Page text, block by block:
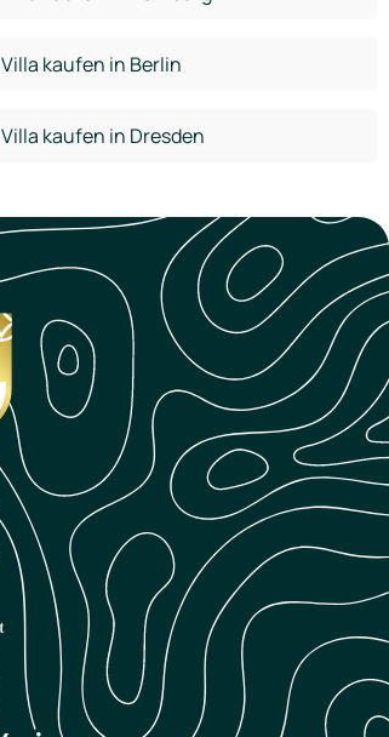
Villa kaufen in Berlin
Villa kaufen in Dresden